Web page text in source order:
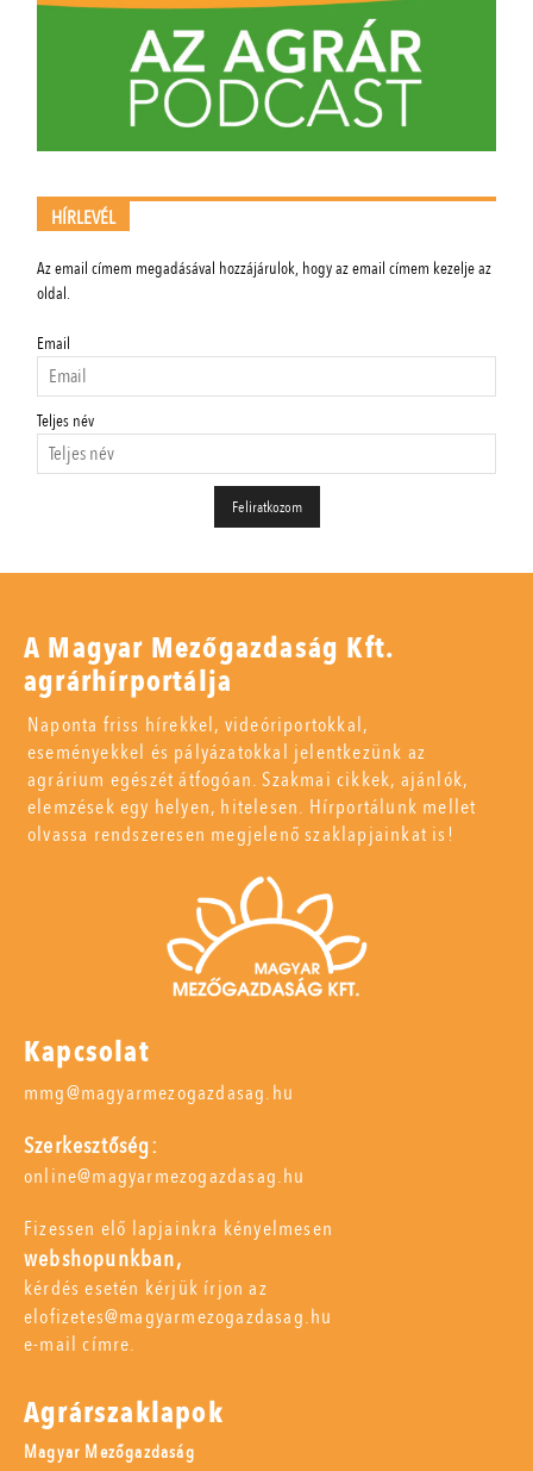
HÍRLEVÉL
Az email címem megadásával hozzájárulok, hogy az email címem kezelje az
oldal.
Email
Teljes név
A Magyar Mezőgazdaság Kft.
agrárhírportálja
Naponta friss hírekkel, videóriportokkal,
eseményekkel és pályázatokkal jelentkezünk az
agrárium egészét átfogóan. Szakmai cikkek, ajánlók,
elemzések egy helyen, hitelesen. Hírportálunk mellet
olvassa rendszeresen megjelenő szaklapjainkat is!
Kapcsolat
mmg@magyarmezogazdasag.hu
Szerkesztőség:
online@magyarmezogazdasag.hu
Fizessen elő lapjainkra kényelmesen
webshopunkban,
kérdés esetén kérjük írjon az
elofizetes@magyarmezogazdasag.hu
e-mail címre.
Agrárszaklapok
Magyar Mezőgazdaság